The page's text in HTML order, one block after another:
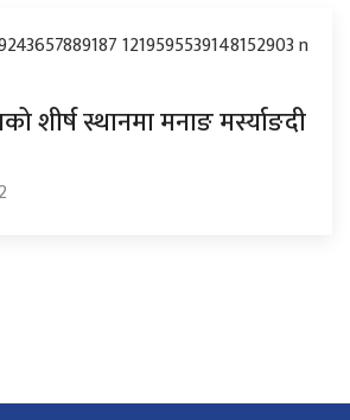
शीर्ष स्थानमा मनाङ मर्स्याङदी